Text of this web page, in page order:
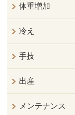
体重増加
冷え
手技
出産
メンテナンス